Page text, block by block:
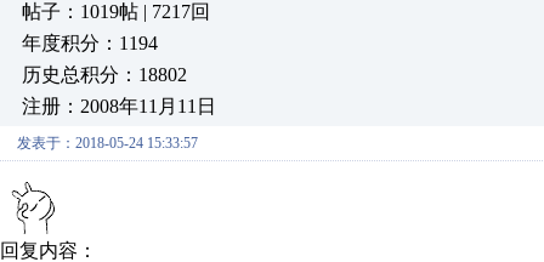
帖子：1019帖 | 7217回
年度积分：1194
历史总积分：18802
注册：2008年11月11日
发表于：2018-05-24 15:33:57
回复内容：